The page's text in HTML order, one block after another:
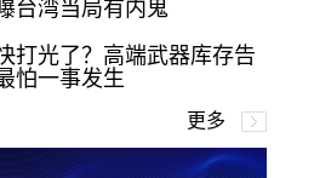
台湾当局有内鬼
打光了？高端武器库存告
怕一事发生
更多